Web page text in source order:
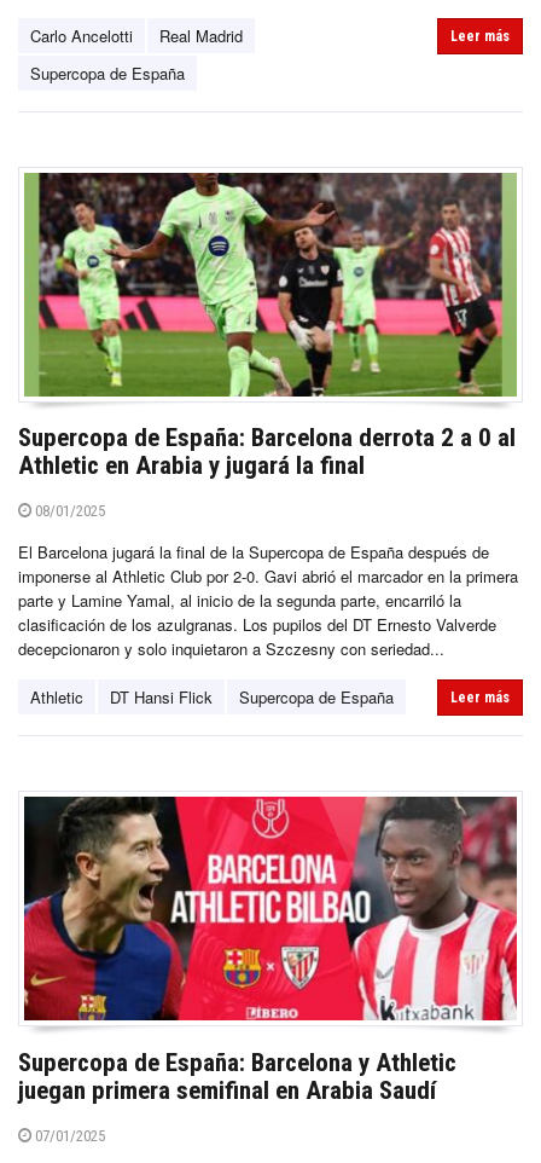
Carlo Ancelotti
Real Madrid
Supercopa de España
Leer más
Supercopa de España: Barcelona derrota 2 a 0 al
Athletic en Arabia y jugará la final
08/01/2025
El Barcelona jugará la final de la Supercopa de España después de
imponerse al Athletic Club por 2-0. Gavi abrió el marcador en la primera
parte y Lamine Yamal, al inicio de la segunda parte, encarriló la
clasificación de los azulgranas. Los pupilos del DT Ernesto Valverde
decepcionaron y solo inquietaron a Szczesny con seriedad...
Athletic DT Hansi Flick Supercopa de España Leer más
Supercopa de España: Barcelona y Athletic
juegan primera semifinal en Arabia Saudí
07/01/2025